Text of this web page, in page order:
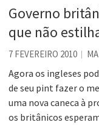
Esse tal de Rock
Os causos de Jorge
Voto obrigatório é
Se queres salvar o
Governo
que não
7 FEVEREIRO 2010
Agora os ingleses
de seu pint fazer o
uma nova caneca à
os britânicos